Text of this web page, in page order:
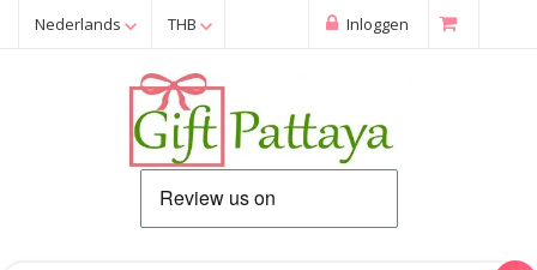
Nederlands THB Inloggen